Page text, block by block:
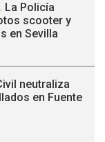
. La Policía
scooter y
en Sevilla
neutraliza
en Fuente